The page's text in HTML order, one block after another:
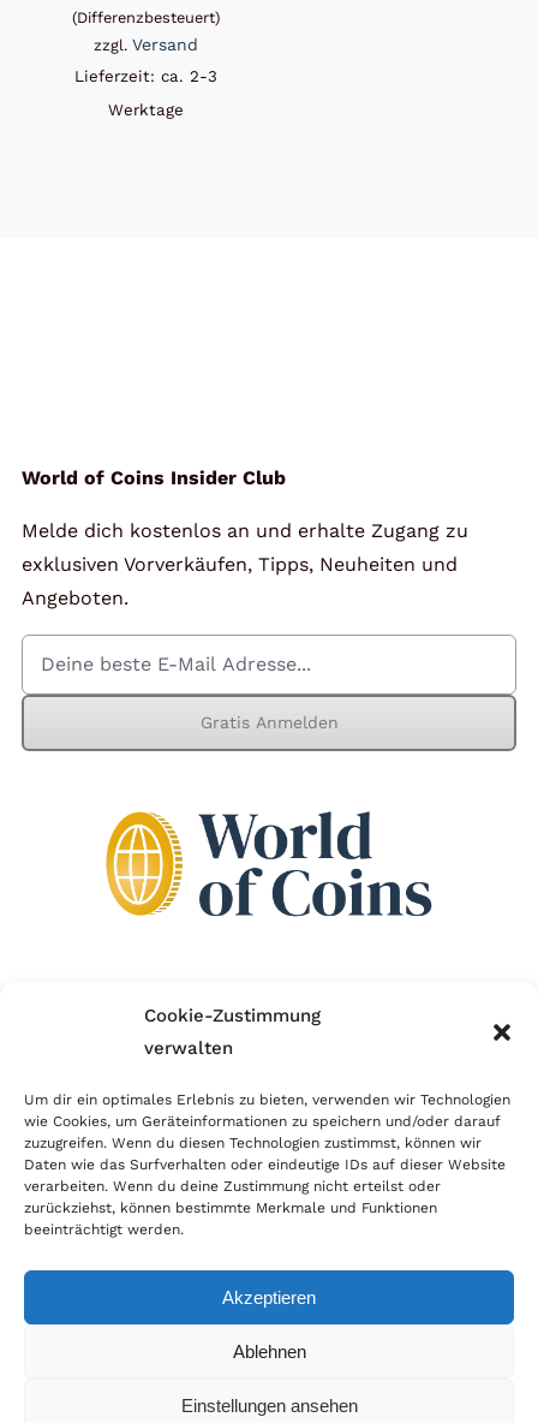
Cookie-Zustimmung
verwalten
Um dir ein optimales Erlebnis zu bieten, verwenden wir Technologien
wie Cookies, um Geräteinformationen zu speichern und/oder darauf
zuzugreifen. Wenn du diesen Technologien zustimmst, können wir
Daten wie das Surfverhalten oder eindeutige IDs auf dieser Website
verarbeiten. Wenn du deine Zustimmung nicht erteilst oder
zurückziehst, können bestimmte Merkmale und Funktionen
beeinträchtigt werden.
Akzeptieren
Ablehnen
Einstellungen ansehen
(Differenzbesteuert)
zzgl.Versand
Lieferzeit: ca. 2-3
Werktage
World of Coins Insider Club
Melde dich kostenlos an und erhalte Zugang zu
exklusiven Vorverkäufen, Tipps, Neuheiten und
Angeboten.
Gratis Anmelden
Wir sind Mitglied im Händlerbund!
erfolgreichen E-Commerce ein. Auch wir sind wie
viele Onlineshops im Netz Mitglied im Händlerbund
und unterstützen fairen Onlinehandel.
© Copyright 2024 | World of Coins |Impressum|Datenschutz|Cookie
|Zahlung & Versand